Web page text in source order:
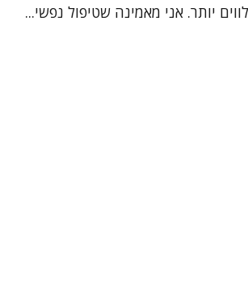
יותר. אני מאמינה שטיפול נפשי...